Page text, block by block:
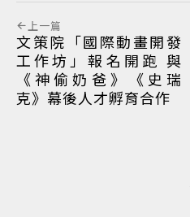
上一篇
文策院「國際動畫開發
工作坊」報名開跑 與
《神偷奶爸》《史瑞
克》幕後人才孵育合作